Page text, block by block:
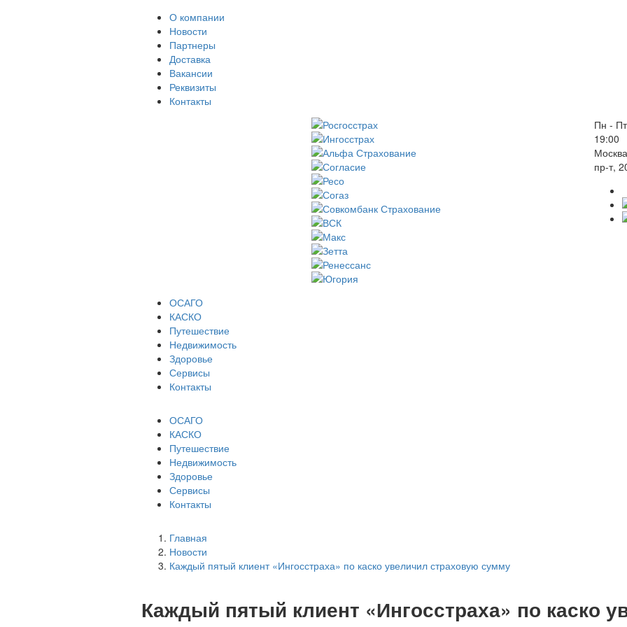
О компании
Новости
Партнеры
Доставка
Вакансии
Реквизиты
Контакты
Пн -
19:00
пр-т,
ОСАГО
КАСКО
Путешествие
Недвижимость
Здоровье
Сервисы
Контакты
ОСАГО
КАСКО
Путешествие
Недвижимость
Здоровье
Сервисы
Контакты
Главная
Новости
Каждый пятый клиент «Ингосстраха» по каско увеличил страховую сумму
Каждый пятый клиент «Ингосстраха» по каско